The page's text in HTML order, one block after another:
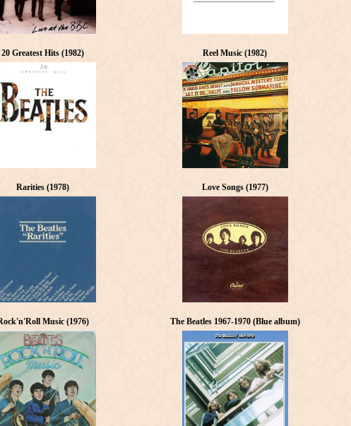
20 Greatest Hits (1982) Reel Music (1982)
Rarities (1978) Love Songs (1977)
Music (1976) The Beatles 1967-1970 (Blue album)